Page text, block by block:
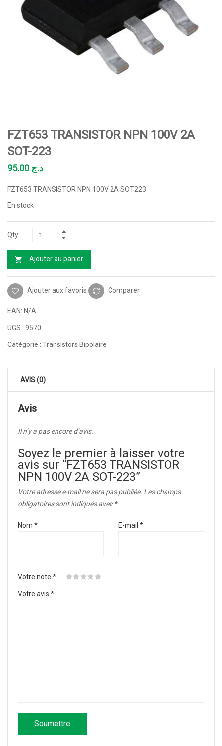
FZT653 TRANSISTOR NPN 100V 2A
SOT-223
د.ج
FZT653 TRANSISTOR NPN 100V 2A SOT223
En stock
Ajouter au panier
Ajouter aux favoris Comparer
EAN: N/A
UGS : 9570
Catégorie : Transistors Bipolaire
AVIS (0)
Avis
Il n’y a pas encore d’avis.
Soyez le premier à laisser votre
avis sur “FZT653 TRANSISTOR
NPN 100V 2A SOT-223”
Votre adresse e-mail ne sera pas publiée. Les champs
obligatoires sont indiqués avec *
Nom * E-mail *
Votre note *
Votre avis *